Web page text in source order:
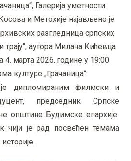
Галерија уметности
и Метохије најављено је
разгледница српских
трају“, аутора Милана Кићевца
4. марта 2026. године у 19:00
културе „Грачаница“.
дипломираним филмски и
председник Српске
општине Будимске епархије
чији је рад посвећен темама